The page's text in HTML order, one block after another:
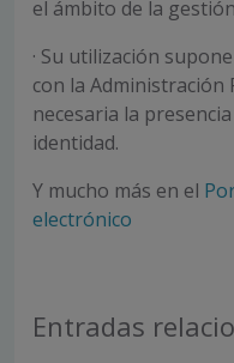
el ámbito de la
· Su utilización
con la Administración
necesaria la
identidad.
Y mucho más en el
electrónico
Entradas